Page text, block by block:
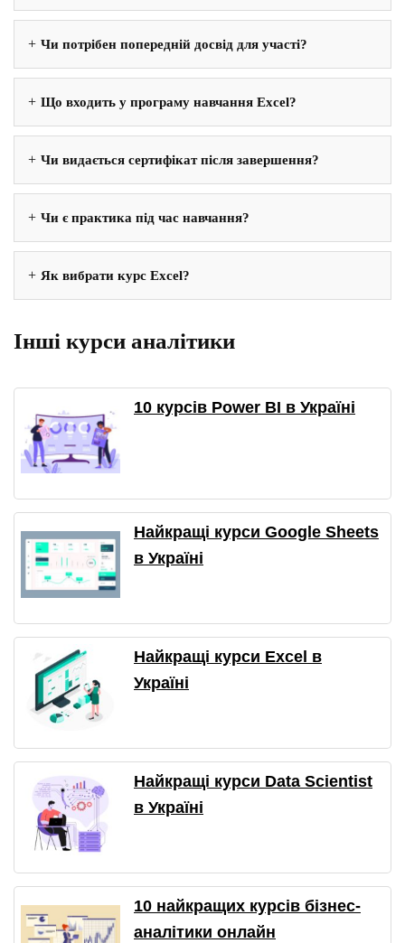
Чи потрібен попередній досвід для участі?
Що входить у програму навчання Excel?
Чи видається сертифікат після завершення?
Чи є практика під час навчання?
Як вибрати курс Excel?
Інші курси аналітики
10 курсів Power BI в Україні
Найкращі курси Google Sheets
в Україні
Найкращі курси Excel в
Україні
Найкращі курси Data Scientist
в Україні
10 найкращих курсів бізнес-
аналітики онлайн